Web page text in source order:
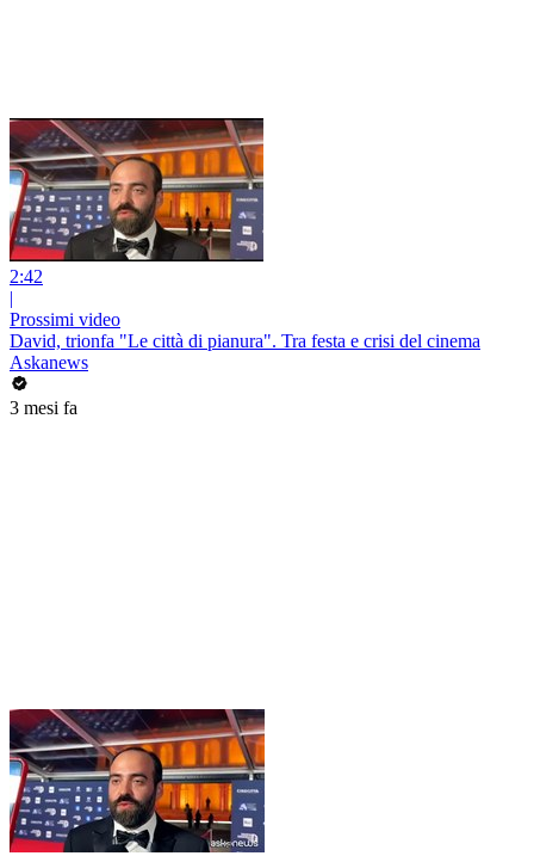
2:42
|
Prossimi video
David, trionfa "Le città di pianura". Tra festa e crisi del cinema
Askanews
3 mesi fa